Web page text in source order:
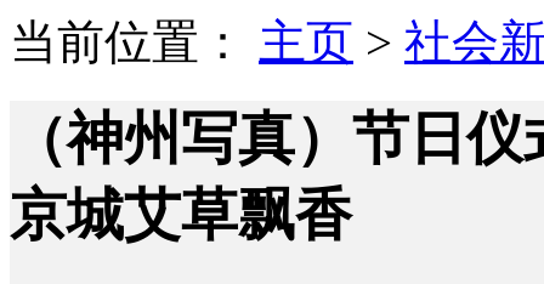
当前位置： 主页 > 社会
（神州写真）节日
京城艾草飘香